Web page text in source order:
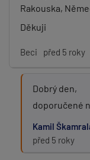
Rakouska,
Děkuji
Beci před 5 roky
Dobrý den,
doporučené
Kamil
před 5 roky